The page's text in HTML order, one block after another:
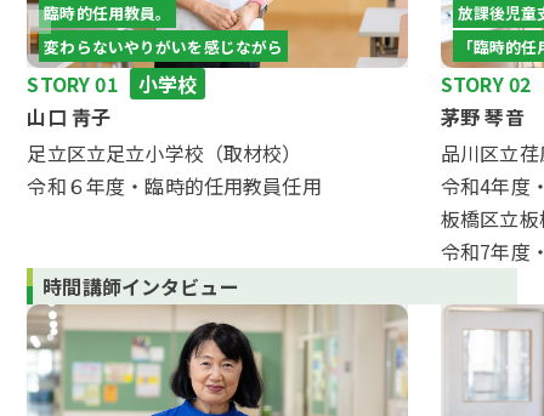
臨時的任用教員。
変わらないやりがいを感じながら
STORY 01
小学校
山口 靑子
足立区立足立小学校（取材校）
令和６年度・臨時的任用教員任用
放課後児童
「臨時的
STORY 02
茅野 琴音
品川区立
令和4年度
板橋区立
令和7年度
時間講師インタビュー